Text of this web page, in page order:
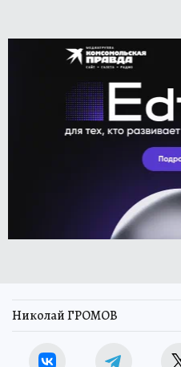
Николай ГРОМОВ